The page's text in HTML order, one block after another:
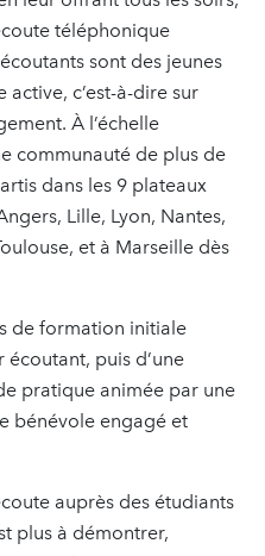
téléphonique
sont des jeunes
active, c’est-à-dire sur
À l’échelle
communauté de plus de
dans les 9 plateaux
Lille, Lyon, Nantes,
et à Marseille dès
de formation initiale
puis d’une
pratique animée par une
bénévole engagé et
auprès des étudiants
plus à démontrer,